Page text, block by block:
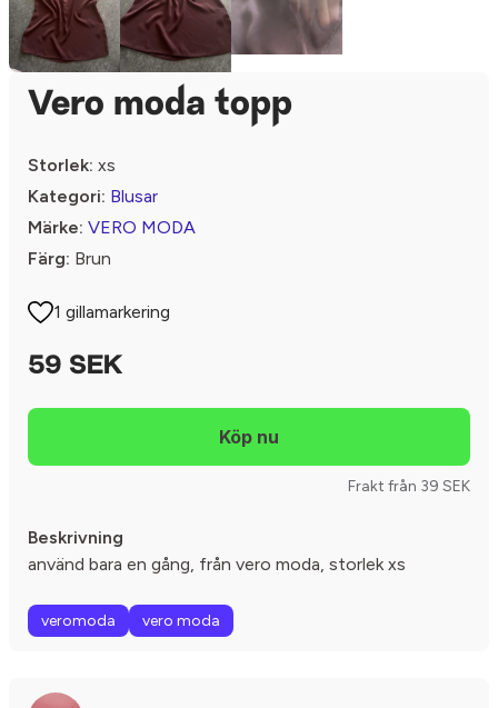
Vero moda topp
Storlek: xs
Kategori: Blusar
Märke: VERO MODA
Färg: Brun
1 gillamarkering
59 SEK
Frakt från 39 SEK
Beskrivning
använd bara en gång, från vero moda, storlek xs
veromoda vero moda